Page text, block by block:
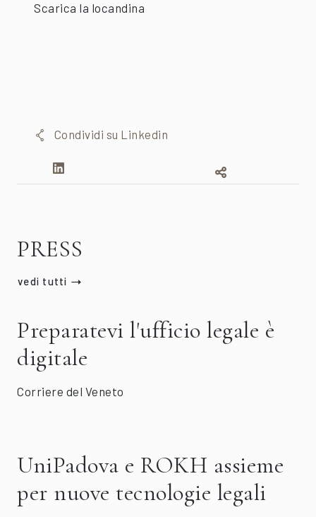
Scarica la locandina
Condividi su Linkedin
PRESS
vedi tutti
Preparatevi l'ufficio legale è
digitale
Corriere del Veneto
UniPadova e ROKH assieme
per nuove tecnologie legali